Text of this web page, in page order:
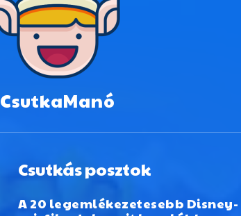
CsutkaManó
Csutkás posztok
A 20 legemlékezetesebb Disney-